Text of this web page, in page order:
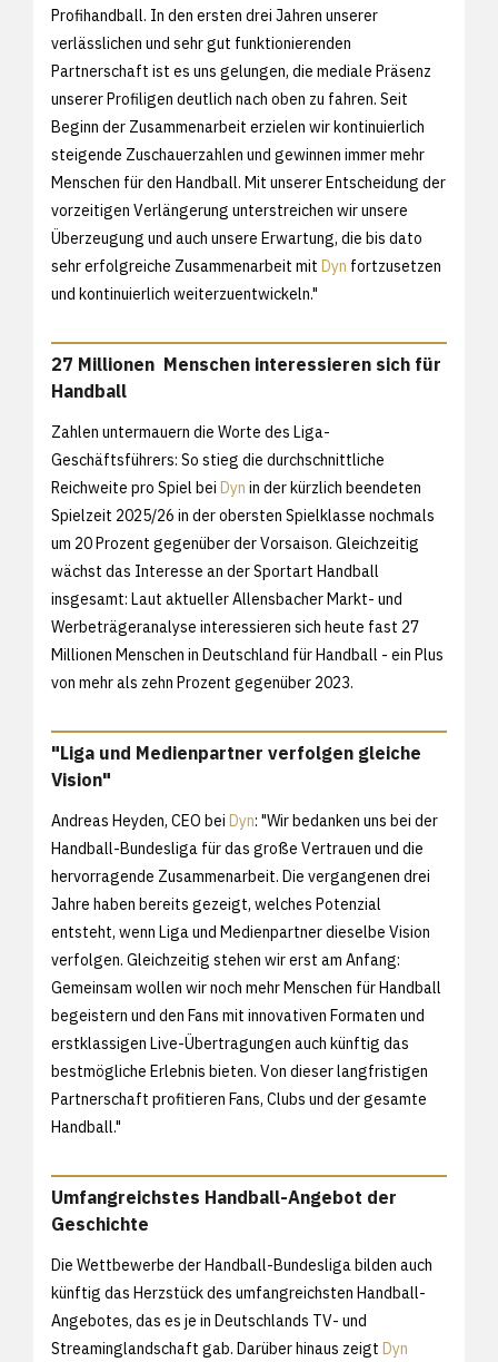
Profihandball. In den ersten drei Jahren unserer
verlässlichen und sehr gut funktionierenden
Partnerschaft ist es uns gelungen, die mediale Präsenz
unserer Profiligen deutlich nach oben zu fahren. Seit
Beginn der Zusammenarbeit erzielen wir kontinuierlich
steigende Zuschauerzahlen und gewinnen immer mehr
Menschen für den Handball. Mit unserer Entscheidung der
vorzeitigen Verlängerung unterstreichen wir unsere
Überzeugung und auch unsere Erwartung, die bis dato
sehr erfolgreiche Zusammenarbeit mit Dyn fortzusetzen
und kontinuierlich weiterzuentwickeln."
27 Millionen Menschen interessieren sich für
Handball
Zahlen untermauern die Worte des Liga-
Geschäftsführers: So stieg die durchschnittliche
Reichweite pro Spiel bei Dyn in der kürzlich beendeten
Spielzeit 2025/26 in der obersten Spielklasse nochmals
um 20 Prozent gegenüber der Vorsaison. Gleichzeitig
wächst das Interesse an der Sportart Handball
insgesamt: Laut aktueller Allensbacher Markt- und
Werbeträgeranalyse interessieren sich heute fast 27
Millionen Menschen in Deutschland für Handball - ein Plus
von mehr als zehn Prozent gegenüber 2023.
"Liga und Medienpartner verfolgen gleiche
Vision"
Andreas Heyden, CEO bei Dyn: "Wir bedanken uns bei der
Handball-Bundesliga für das große Vertrauen und die
hervorragende Zusammenarbeit. Die vergangenen drei
Jahre haben bereits gezeigt, welches Potenzial
entsteht, wenn Liga und Medienpartner dieselbe Vision
verfolgen. Gleichzeitig stehen wir erst am Anfang:
Gemeinsam wollen wir noch mehr Menschen für Handball
begeistern und den Fans mit innovativen Formaten und
erstklassigen Live-Übertragungen auch künftig das
bestmögliche Erlebnis bieten. Von dieser langfristigen
Partnerschaft profitieren Fans, Clubs und der gesamte
Handball."
Umfangreichstes Handball-Angebot der
Geschichte
Die Wettbewerbe der Handball-Bundesliga bilden auch
künftig das Herzstück des umfangreichsten Handball-
Angebotes, das es je in Deutschlands TV- und
Streaminglandschaft gab. Darüber hinaus zeigt Dyn